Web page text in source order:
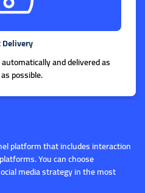
Delivery
and delivered as
possible.
platform that includes interaction
You can choose
media strategy in the most